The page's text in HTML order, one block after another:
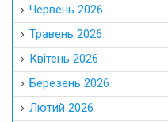
Червень 2026
Травень 2026
Квітень 2026
Березень 2026
Лютий 2026